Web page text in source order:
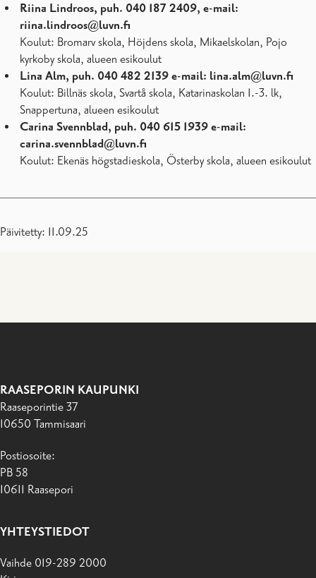
Riina Lindroos, puh. 040 187 2409, e-mail:
riina.lindroos@luvn.fi
Koulut: Bromarv skola, Höjdens skola, Mikaelskolan, Pojo
kyrkoby skola, alueen esikoulut
Lina Alm, puh. 040 482 2139 e-mail: lina.alm@luvn.fi
Koulut: Billnäs skola, Svartå skola, Katarinaskolan 1.-3. lk,
Snappertuna, alueen esikoulut
Carina Svennblad, puh. 040 615 1939 e-mail:
carina.svennblad@luvn.fi
Koulut: Ekenäs högstadieskola, Österby skola, alueen esikoulut
Päivitetty: 11.09.25
RAASEPORIN KAUPUNKI
Raaseporintie 37
10650 Tammisaari
Postiosoite:
PB 58
10611 Raasepori
YHTEYSTIEDOT
Vaihde 019-289 2000